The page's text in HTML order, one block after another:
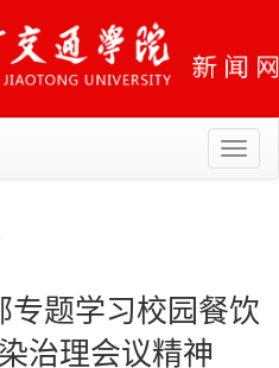
专题学习校园餐饮
治理会议精神